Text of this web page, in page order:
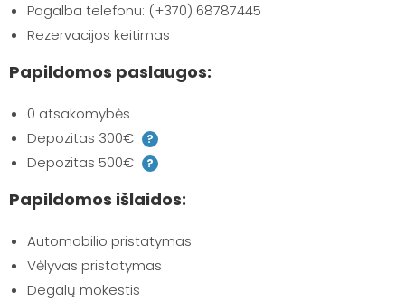
Pagalba telefonu: (+370) 68787445
Rezervacijos keitimas
Papildomos paslaugos:
0 atsakomybės
Depozitas 300€
?
Depozitas 500€ ?
Papildomos išlaidos:
Automobilio pristatymas
Vėlyvas pristatymas
Degalų mokestis